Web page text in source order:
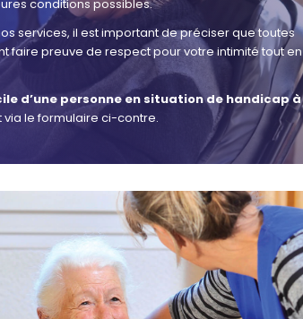
conditions possibles.
services, il est important de préciser que toutes
faire preuve de respect pour votre intimité tout en
d’une personne en situation de handicap à
via le formulaire ci-contre.